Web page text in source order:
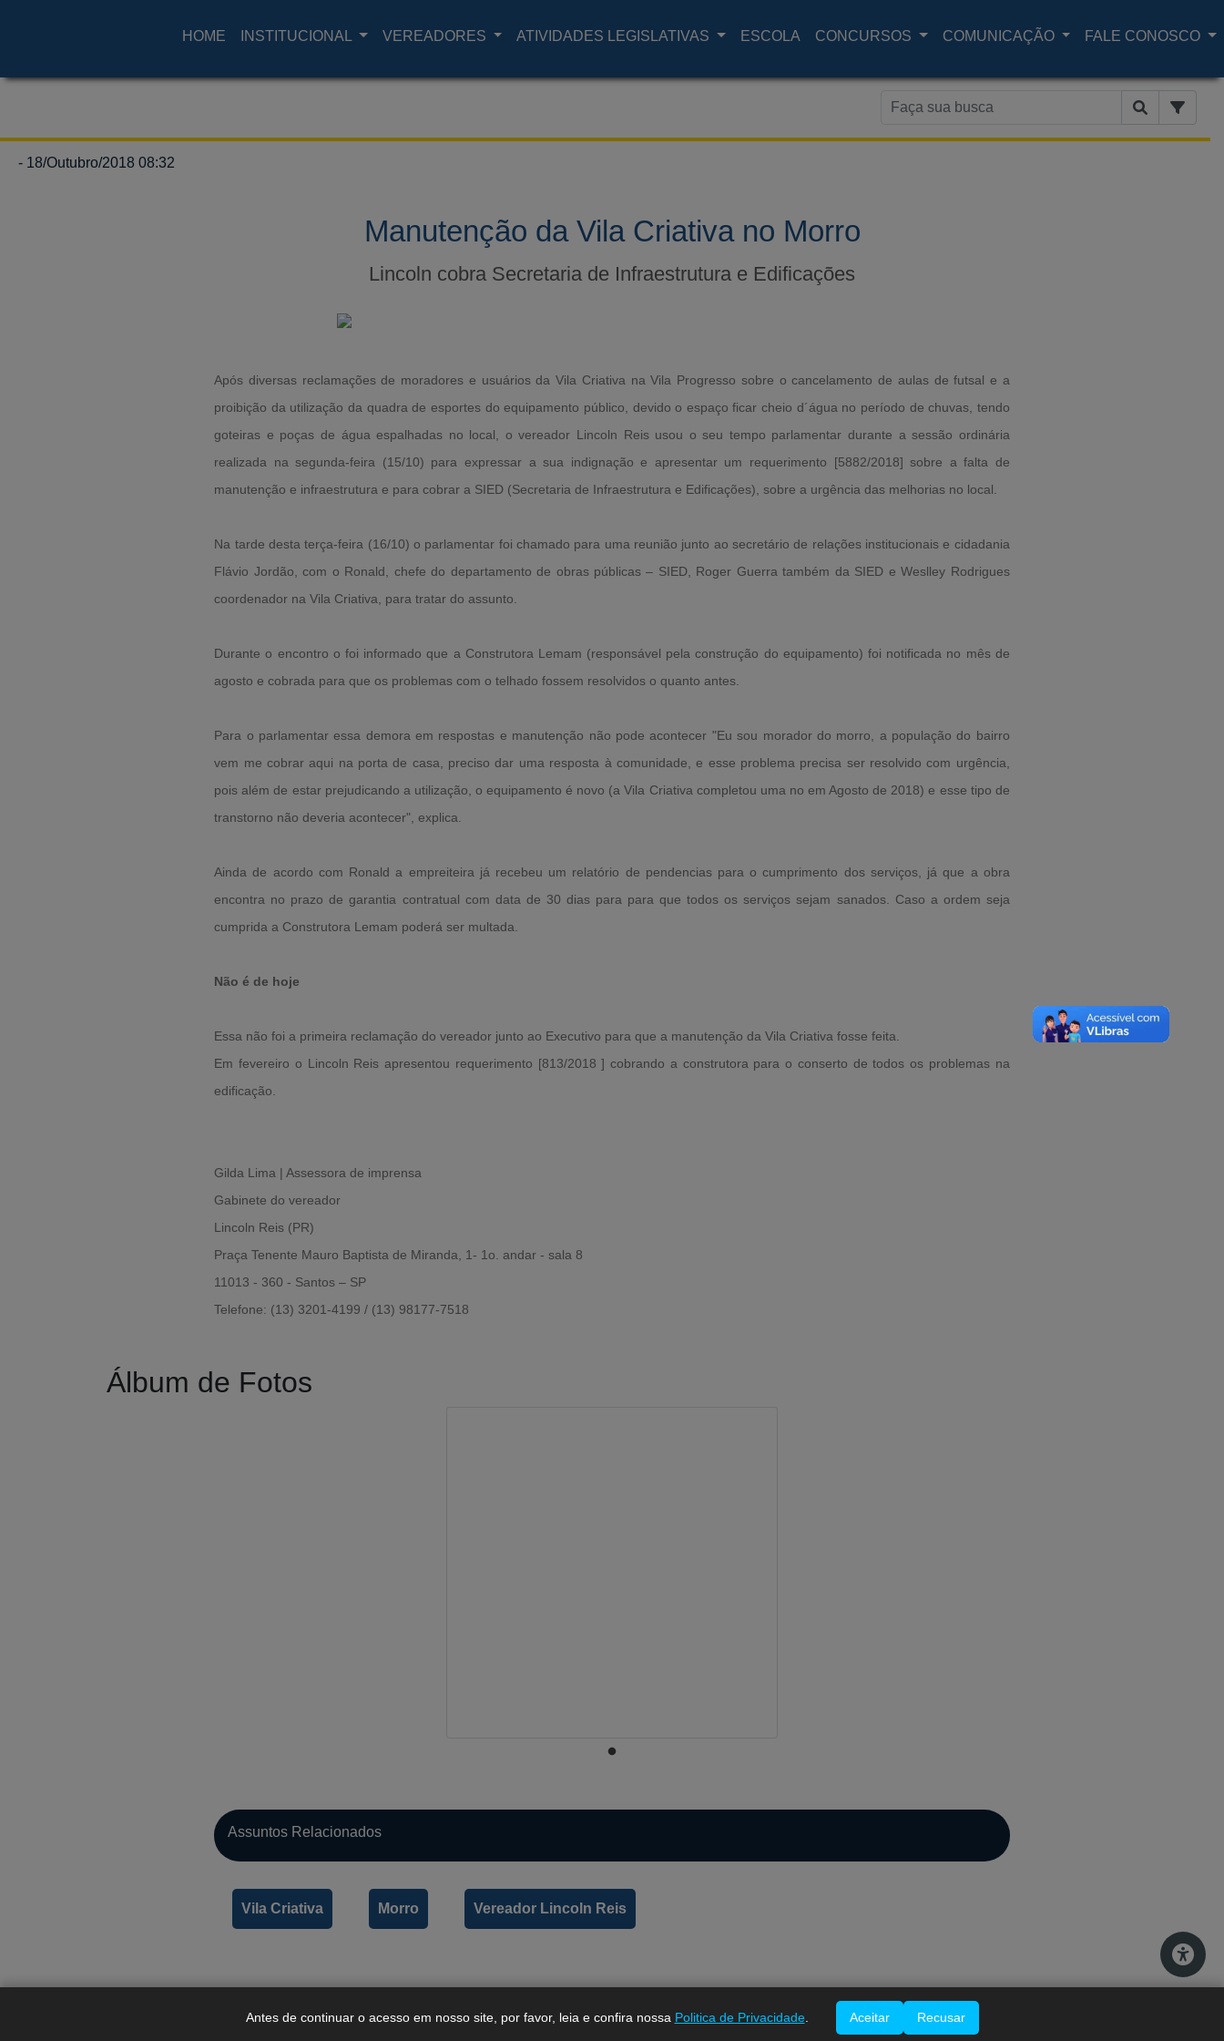
Antes de continuar o acesso em nosso site, por favor, leia e confira nossa Politica de Privacidade. Aceitar Recusar
HOME INSTITUCIONAL VEREADORES ATIVIDADES LEGISLATIVAS ESCOLA CONCURSOS COMUNICAÇÃO FALE CONOSCO
- 18/Outubro/2018 08:32
Manutenção da Vila Criativa no Morro
Lincoln cobra Secretaria de Infraestrutura e Edificações
Após diversas reclamações de moradores e usuários da Vila Criativa na Vila Progresso sobre o cancelamento de aulas de futsal e a
proibição da utilização da quadra de esportes do equipamento público, devido o espaço ficar cheio d´água no período de chuvas, tendo
goteiras e poças de água espalhadas no local, o vereador Lincoln Reis usou o seu tempo parlamentar durante a sessão ordinária
realizada na segunda-feira (15/10) para expressar a sua indignação e apresentar um requerimento [5882/2018] sobre a falta de
manutenção e infraestrutura e para cobrar a SIED (Secretaria de Infraestrutura e Edificações), sobre a urgência das melhorias no local.
Na tarde desta terça-feira (16/10) o parlamentar foi chamado para uma reunião junto ao secretário de relações institucionais e cidadania
Flávio Jordão, com o Ronald, chefe do departamento de obras públicas – SIED, Roger Guerra também da SIED e Weslley Rodrigues
coordenador na Vila Criativa, para tratar do assunto.
Durante o encontro o foi informado que a Construtora Lemam (responsável pela construção do equipamento) foi notificada no mês de
agosto e cobrada para que os problemas com o telhado fossem resolvidos o quanto antes.
Para o parlamentar essa demora em respostas e manutenção não pode acontecer "Eu sou morador do morro, a população do bairro
vem me cobrar aqui na porta de casa, preciso dar uma resposta à comunidade, e esse problema precisa ser resolvido com urgência,
pois além de estar prejudicando a utilização, o equipamento é novo (a Vila Criativa completou uma no em Agosto de 2018) e esse tipo de
transtorno não deveria acontecer", explica.
Ainda de acordo com Ronald a empreiteira já recebeu um relatório de pendencias para o cumprimento dos serviços, já que a obra
encontra no prazo de garantia contratual com data de 30 dias para para que todos os serviços sejam sanados. Caso a ordem seja
cumprida a Construtora Lemam poderá ser multada.
Não é de hoje
Essa não foi a primeira reclamação do vereador junto ao Executivo para que a manutenção da Vila Criativa fosse feita.
Em fevereiro o Lincoln Reis apresentou requerimento [813/2018 ] cobrando a construtora para o conserto de todos os problemas na
edificação.
Gilda Lima | Assessora de imprensa
Gabinete do vereador
Lincoln Reis (PR)
Praça Tenente Mauro Baptista de Miranda, 1- 1o. andar - sala 8
11013 - 360 - Santos – SP
Telefone: (13) 3201-4199 / (13) 98177-7518
Álbum de Fotos
Assuntos Relacionados
Vila Criativa Morro Vereador Lincoln Reis